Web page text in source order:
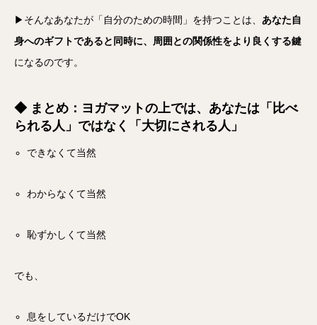
▶そんなあなたが「自分のための時間」を持つことは、 あなた自
身へのギフトであると同時に、周囲との関係性をより良くする鍵
になるのです。
◆ まとめ：ヨガマットの上では、あなたは「比べ
られる人」ではなく「大切にされる人」
できなくて当然
わからなくて当然
恥ずかしくて当然
でも、
息をしているだけでOK